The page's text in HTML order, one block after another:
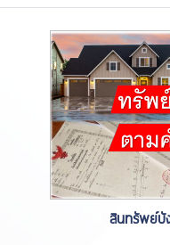
สินทรัพย์บั